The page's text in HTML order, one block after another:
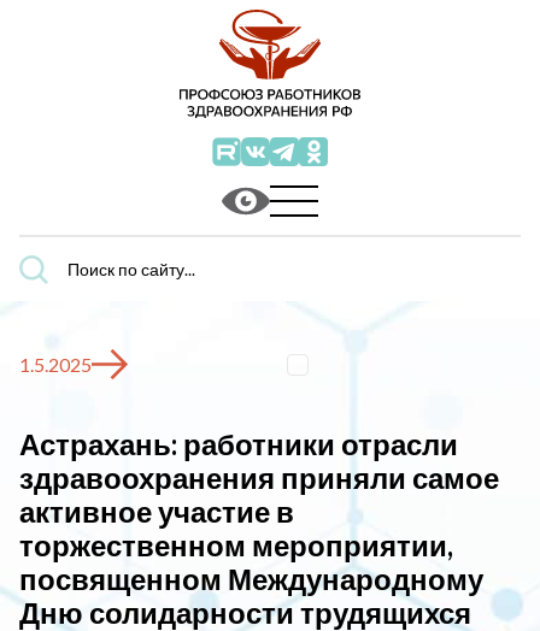
Поиск
по
1.5.2025
Астрахань: работники отрасли
здравоохранения приняли самое
активное участие в
торжественном мероприятии,
посвященном Международному
Дню солидарности трудящихся